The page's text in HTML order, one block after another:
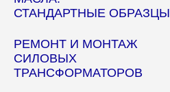
СТАНДАРТНЫЕ ОБРАЗЦЫ
РЕМОНТ И МОНТАЖ
СИЛОВЫХ
ТРАНСФОРМАТОРОВ